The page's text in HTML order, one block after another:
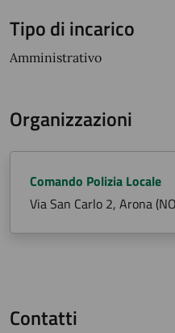
Tipo di incarico
Amministrativo
Organizzazioni
Comando Polizia Locale
Via San Carlo 2, Arona
Contatti